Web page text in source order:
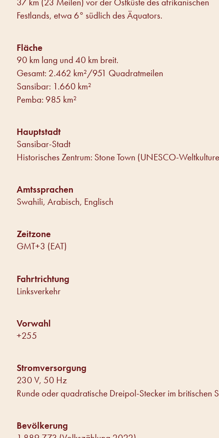
Festlands, etwa 6° südlich des Äquators.
Fläche
90 km lang und 40 km breit.
Gesamt: 2.462 km²/951 Quadratmeilen
Sansibar: 1.660 km²
Pemba: 985 km²
Hauptstadt
Sansibar-Stadt
Historisches Zentrum: Stone Town (UNESCO-
Amtssprachen
Swahili, Arabisch, Englisch
Zeitzone
GMT+3 (EAT)
Fahrtrichtung
Linksverkehr
Vorwahl
+255
Stromversorgung
230 V, 50 Hz
Runde oder quadratische Dreipol-Stecker im britischen
Bevölkerung